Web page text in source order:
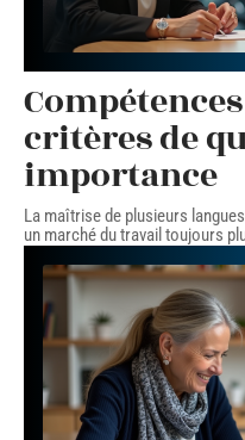
critères de
importance
La maîtrise de plusieurs
un marché du travail toujours